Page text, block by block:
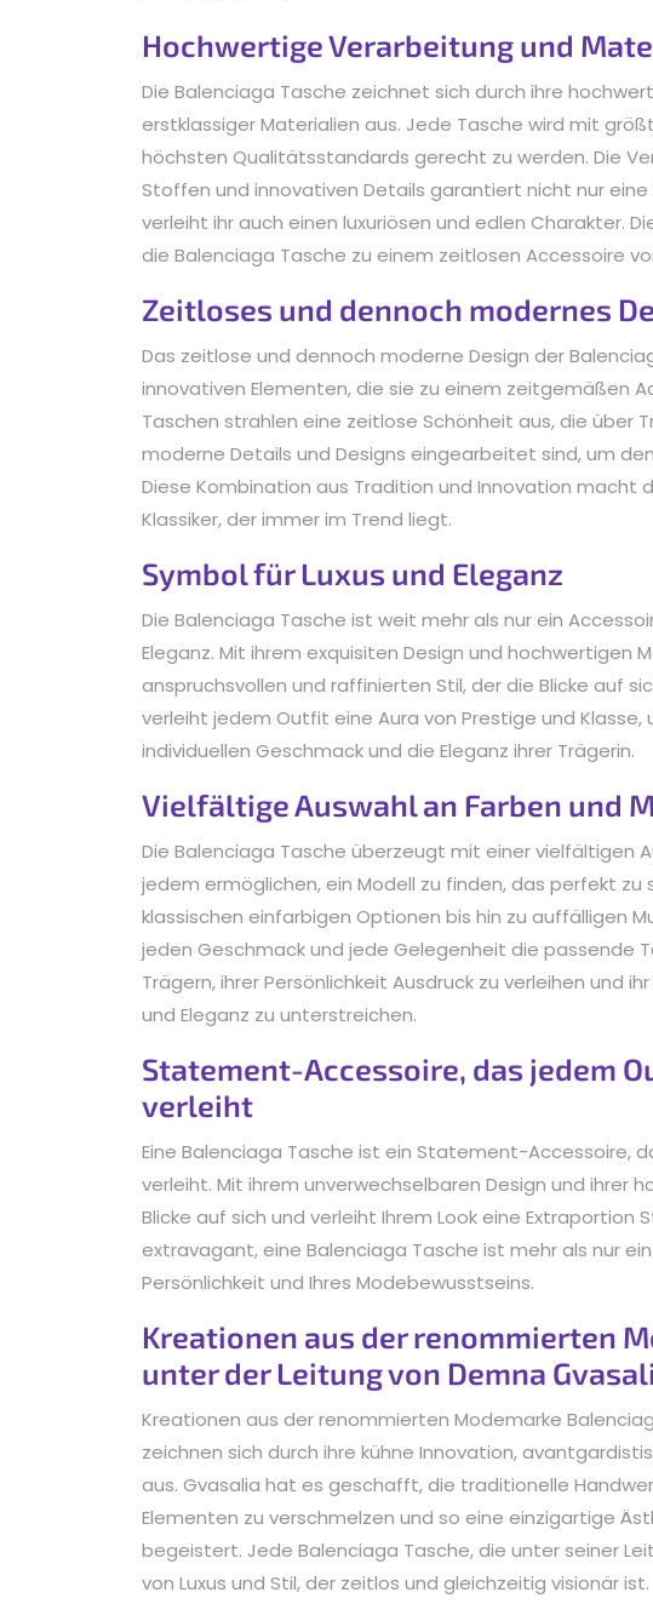
Hochwertige Verarbeitung und
Die Balenciaga Tasche zeichnet sich durch ihre
erstklassiger Materialien aus. Jede Tasche wird mit
höchsten Qualitätsstandards gerecht zu werden. Die
Stoffen und innovativen Details garantiert nicht nur
verleiht ihr auch einen luxuriösen und edlen Charakter.
die Balenciaga Tasche zu einem zeitlosen Accessoire
Zeitloses und dennoch modernes
Das zeitlose und dennoch moderne Design der
innovativen Elementen, die sie zu einem zeitgemäßen
Taschen strahlen eine zeitlose Schönheit aus, die über
moderne Details und Designs eingearbeitet sind, um
Diese Kombination aus Tradition und Innovation macht
Klassiker, der immer im Trend liegt.
Symbol für Luxus und Eleganz
Die Balenciaga Tasche ist weit mehr als nur ein
Eleganz. Mit ihrem exquisiten Design und hochwertigen
anspruchsvollen und raffinierten Stil, der die Blicke auf
verleiht jedem Outfit eine Aura von Prestige und
individuellen Geschmack und die Eleganz ihrer Trägerin.
Vielfältige Auswahl an Farben und
Die Balenciaga Tasche überzeugt mit einer vielfältigen
jedem ermöglichen, ein Modell zu finden, das perfekt zu
klassischen einfarbigen Optionen bis hin zu auffälligen
jeden Geschmack und jede Gelegenheit die passende
Trägern, ihrer Persönlichkeit Ausdruck zu verleihen und
und Eleganz zu unterstreichen.
Statement-Accessoire, das jedem
verleiht
Eine Balenciaga Tasche ist ein Statement-Accessoire,
verleiht. Mit ihrem unverwechselbaren Design und ihrer
Blicke auf sich und verleiht Ihrem Look eine Extraportion
extravagant, eine Balenciaga Tasche ist mehr als nur
Persönlichkeit und Ihres Modebewusstseins.
Kreationen aus der renommierten
unter der Leitung von Demna
Kreationen aus der renommierten Modemarke
zeichnen sich durch ihre kühne Innovation,
aus. Gvasalia hat es geschafft, die traditionelle
Elementen zu verschmelzen und so eine einzigartige
begeistert. Jede Balenciaga Tasche, die unter seiner
von Luxus und Stil, der zeitlos und gleichzeitig visionär ist.